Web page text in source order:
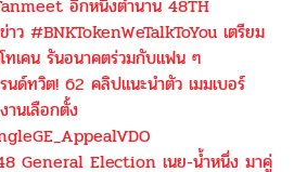
อีกหนึ่งตำนาน 48TH
ว #BNKTokenWeTalkToYou เตรียม
ทเคน รันอนาคตร่วมกับแฟน ๆ
นด์ทวิต! 62 คลิปแนะนำตัว เมมเบอร์
นเลือกตั้ง
General Election เนย-น้ำหนึ่ง มาคู่